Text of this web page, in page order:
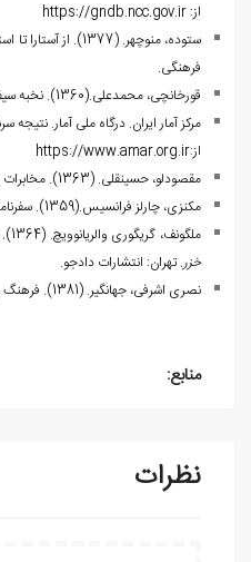
از:https://gndb.ncc.gov.ir
فرهنگی.
قورخانچی، محمدعلی.(1360). نخبه سیفیه. تهران: نشر تاریخ ایران.
مرکز آمار ایران. درگاه ملی آمار.
از:https://www.amar.org.ir
مقصودلو، حسینقلی. (1363). مخابرات استراباد. تهران: نشر تاریخ ایران.
مکنزی، چارلز فرانسیس.(1359). سفرنامه شمال. تهران: نشر گستره.
ملگونف، گ‍ری‍گوری‌ وال‍ریان‍ووی‍چ‌. (1364)
خزر.تهران: انتشارات دادجو.
نصری اشرفی، جهانگیر. (1381). فرهنگ واژگان تبری. تهران: احیا کتاب.
منابع:
نظرات